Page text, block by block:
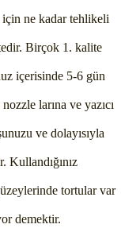
ne kadar tehlikeli
Birçok 1. kalite
içerisinde 5-6 gün
larına ve yazıcı
ve dolayısıyla
Kullandığınız
tortular var
demektir.